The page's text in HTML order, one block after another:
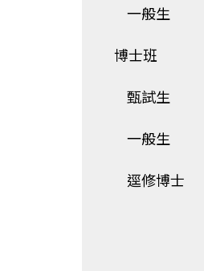
一般生
博士班
甄試生
一般生
逕修博士